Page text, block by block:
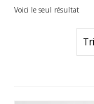
Voici le seul résultat